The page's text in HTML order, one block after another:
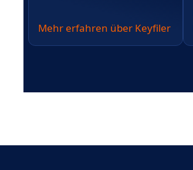
Mehr erfahren über Keyfiler